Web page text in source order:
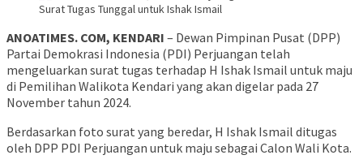
ANOATIMES. COM, KENDARI – Dewan Pimpinan Pusat (DPP)
Partai Demokrasi Indonesia (PDI) Perjuangan telah
mengeluarkan surat tugas terhadap H Ishak Ismail untuk maju
di Pemilihan Walikota Kendari yang akan digelar pada 27
November tahun 2024.
Berdasarkan foto surat yang beredar, H Ishak Ismail ditugas
oleh DPP PDI Perjuangan untuk maju sebagai Calon Wali Kota.